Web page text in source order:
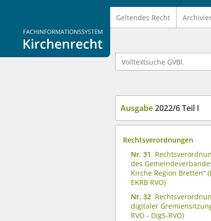
Logo Fachinformationssystem Kirchenrecht
Geltendes Recht
Volltextsuche GVBl.
Ausgabe2022/6 Teil I
Rechtsverordnungen
Nr. 31
des
Kirche Region Bretten“
EKRB RVO)
Nr. 32
digitaler
RVO - DigS-RVO)